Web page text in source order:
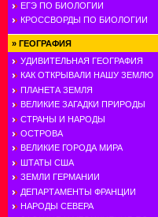
ЕГЭ ПО БИОЛОГИИ
КРОССВОРДЫ ПО БИОЛОГИИ
» ГЕОГРАФИЯ
УДИВИТЕЛЬНАЯ ГЕОГРАФИЯ
КАК ОТКРЫВАЛИ НАШУ ЗЕМЛЮ
ПЛАНЕТА ЗЕМЛЯ
ВЕЛИКИЕ ЗАГАДКИ ПРИРОДЫ
СТРАНЫ И НАРОДЫ
ОСТРОВА
ВЕЛИКИЕ ГОРОДА МИРА
ШТАТЫ США
ЗЕМЛИ ГЕРМАНИИ
ДЕПАРТАМЕНТЫ ФРАНЦИИ
НАРОДЫ СЕВЕРА